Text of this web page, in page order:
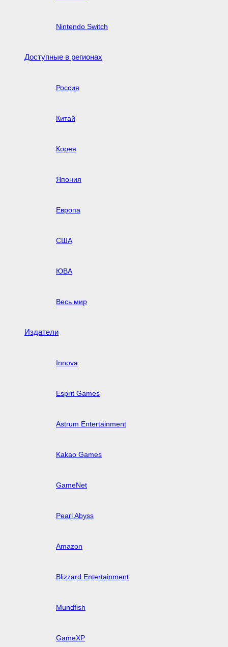
Nintendo Switch
Доступные в регионах
Россия
Китай
Корея
Япония
Европа
США
ЮВА
Весь мир
Издатели
Innova
Esprit Games
Astrum Entertainment
Kakao Games
GameNet
Pearl Abyss
Amazon
Blizzard Entertainment
Mundfish
GameXP